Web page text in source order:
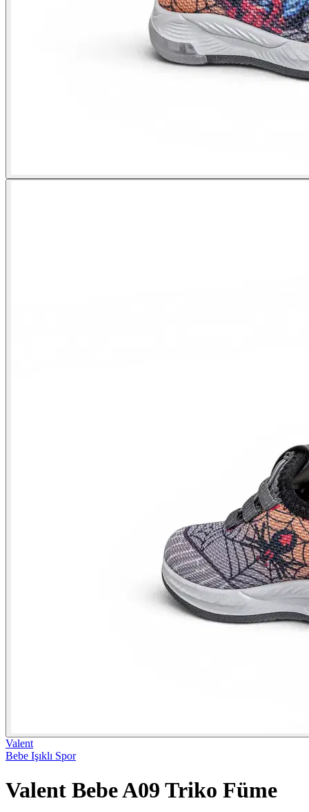
Valent
Bebe Işıklı Spor
Valent Bebe A09 Triko Füme